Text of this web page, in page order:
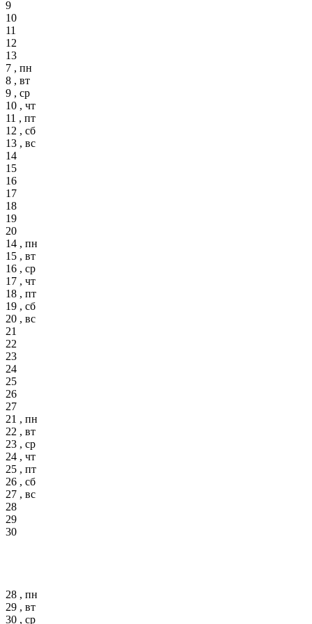
9
10
11
12
13
7 , пн
8 , вт
9 , ср
10 , чт
11 , пт
12 , сб
13 , вс
14
15
16
17
18
19
20
14 , пн
15 , вт
16 , ср
17 , чт
18 , пт
19 , сб
20 , вс
21
22
23
24
25
26
27
21 , пн
22 , вт
23 , ср
24 , чт
25 , пт
26 , сб
27 , вс
28
29
30
28 , пн
29 , вт
30 , ср